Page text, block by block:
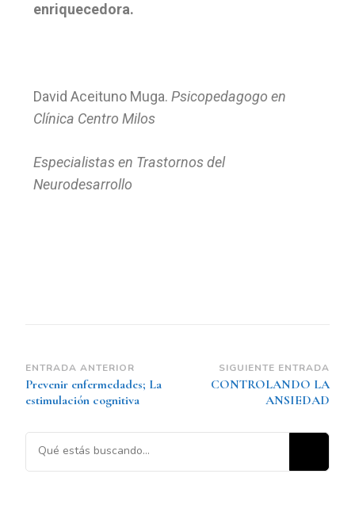
enriquecedora.
David Aceituno Muga. Psicopedagogo en
Clínica Centro Milos
Especialistas en Trastornos del
Neurodesarrollo
ENTRADA ANTERIOR
Prevenir enfermedades; La
estimulación cognitiva
SIGUIENTE ENTRADA
CONTROLANDO LA
ANSIEDAD